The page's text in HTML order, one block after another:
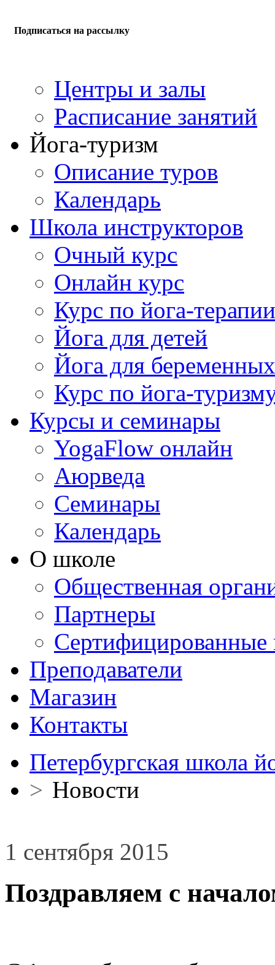
Подписаться на рассылку
Центры и залы
Расписание занятий
Йога-туризм
Описание туров
Календарь
Школа инструкторов
Очный курс
Онлайн курс
Курс по йога-терапии
Йога для детей
Йога для беременных
Курс по йога-
Курсы и семинары
YogaFlow онлайн
Аюрведа
Семинары
Календарь
О школе
Общественная
Партнеры
Сертифицированные
Преподаватели
Магазин
Контакты
Петербургская школа
> Новости
1 сентября 2015
Поздравляем с